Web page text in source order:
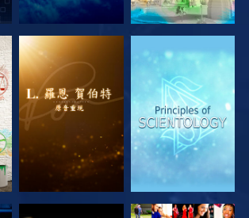
探索系列節目 探索系列節目